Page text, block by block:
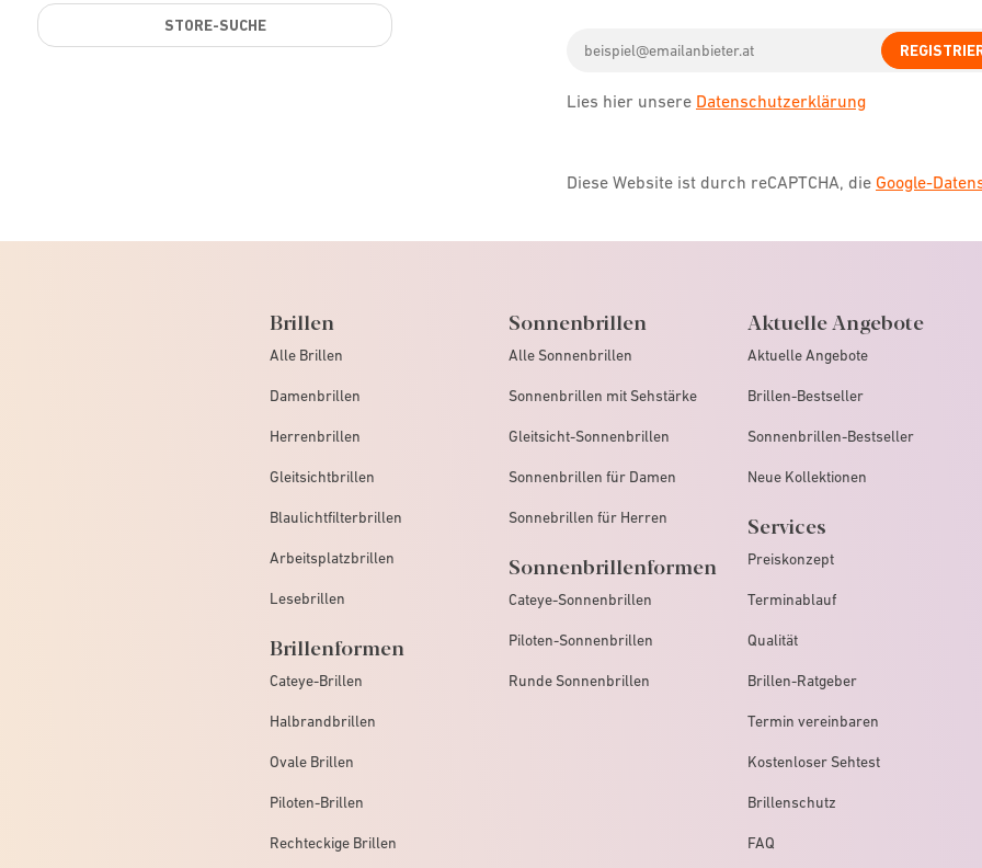
STORE-SUCHE
address
Lies hier unsere Datenschutzerklärung
Diese Website ist durch reCAPTCHA, die Google-
Brillen
Alle Brillen
Damenbrillen
Herrenbrillen
Gleitsichtbrillen
Blaulichtfilterbrillen
Arbeitsplatzbrillen
Lesebrillen
Brillenformen
Cateye-Brillen
Halbrandbrillen
Ovale Brillen
Piloten-Brillen
Rechteckige Brillen
Sonnenbrillen
Alle Sonnenbrillen
Sonnenbrillen mit Sehstärke
Gleitsicht-Sonnenbrillen
Sonnenbrillen für Damen
Sonnebrillen für Herren
Sonnenbrillenformen
Cateye-Sonnenbrillen
Piloten-Sonnenbrillen
Runde Sonnenbrillen
Aktuelle Angebote
Aktuelle Angebote
Brillen-Bestseller
Sonnenbrillen-Bestseller
Neue Kollektionen
Services
Preiskonzept
Terminablauf
Qualität
Brillen-Ratgeber
Termin vereinbaren
Kostenloser Sehtest
Brillenschutz
FAQ